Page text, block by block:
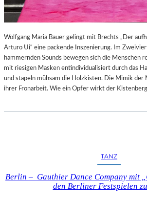
Wolfgang Maria Bauer gelingt mit Brechts „Der
Arturo Ui“ eine packende Inszenierung. Im
hämmernden Sounds bewegen sich die Menschen
mit riesigen Masken entindividualisiert durch das
und stapeln mühsam die Holzkisten. Die Mimik der
ihrer Fronarbeit. Wie ein Opfer wirkt der
TANZ
Berlin – Gauthier Dance Company mit
den Berliner Festspielen